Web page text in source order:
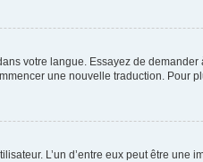
votre langue. Essayez de
une nouvelle traduction.
L’un d’entre eux peut être